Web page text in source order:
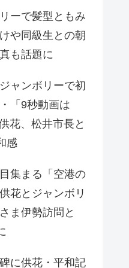
ーで髪型ともみ
や同級生との朝
も話題に
ャンボリーで初
「9秒動画は
花、松井市長と
感
集まる「空港の
花とジャンボリ
ま伊勢訪問と
に供花・平和記